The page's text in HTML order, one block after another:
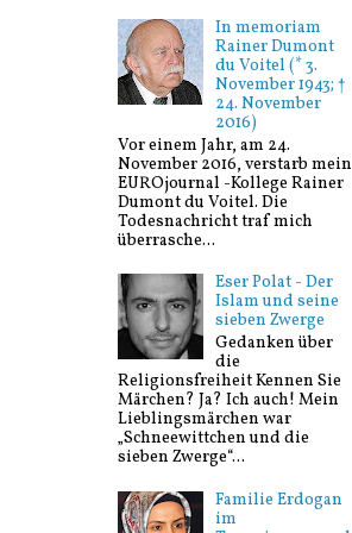
In memoriam
Rainer Dumont
du Voitel (* 3.
November 1943; †
24. November
2016)
Vor einem Jahr, am 24.
November 2016, verstarb mein
EUROjournal -Kollege Rainer
Dumont du Voitel. Die
Todesnachricht traf mich
überrasche...
Eser Polat - Der
Islam und seine
sieben Zwerge
Gedanken über
die
Religionsfreiheit Kennen Sie
Märchen? Ja? Ich auch! Mein
Lieblingsmärchen war
„Schneewittchen und die
sieben Zwerge“...
Familie Erdogan
im